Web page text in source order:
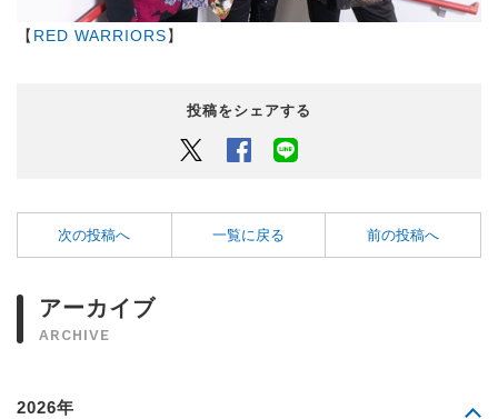
【 RED WARRIORS】
投稿をシェアする
Twitter Facebook
次の投稿へ 一覧に戻る 前の投稿へ
アーカイブ
ARCHIVE
2026年